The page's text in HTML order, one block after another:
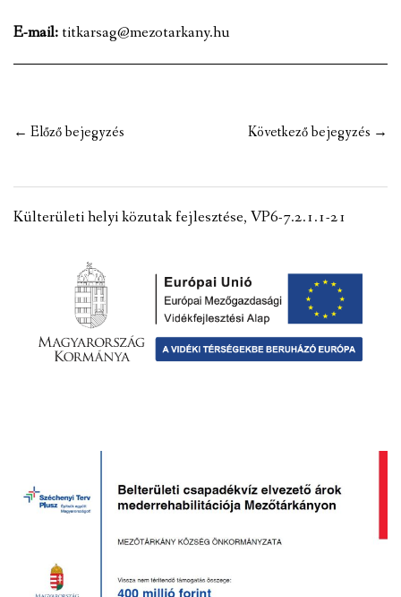
NEMZETISÉGI ÖNKORMÁNYZAT
PÁLYÁZATOK
HIRDETMÉNYEK
ÓVODA ÉS MINI BÖLCSŐDE
E-mail: titkarsag@mezotarkany.hu
Post
← Előző bejegyzés Következő bejegyzés →
Külterületi helyi közutak fejlesztése, VP6-7.2.1.1-21